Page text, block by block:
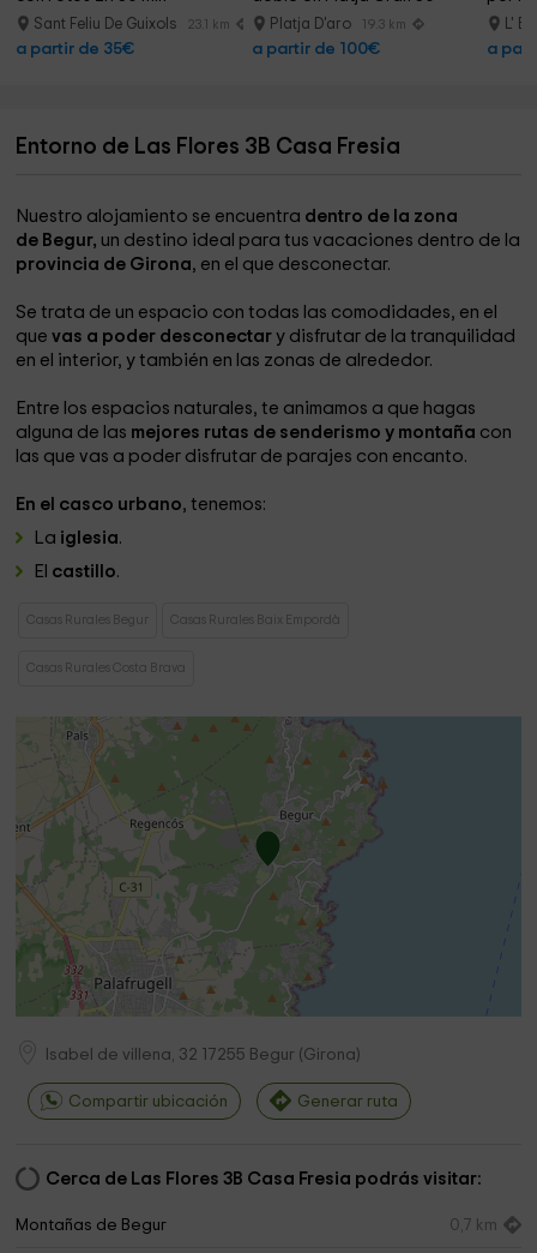
Sant Feliu De Guixols 23.1 km
a partir de 35€
Platja D'aro 19.3 km
a partir de 100€
L'
a
Entorno de Las Flores 3B Casa Fresia
Nuestro alojamiento se encuentra dentro de la zona
de Begur, un destino ideal para tus vacaciones dentro de la
provincia de Girona, en el que desconectar.
Se trata de un espacio con todas las comodidades, en el
quevas a poder desconectary disfrutar de la tranquilidad
en el interior, y también en las zonas de alrededor.
Entre los espacios naturales, te animamos a que hagas
alguna de las mejores rutas de senderismo y montaña con
las que vas a poder disfrutar de parajes con encanto.
En el casco urbano, tenemos:
La iglesia.
El castillo.
Casas Rurales Begur Casas Rurales Baix Empordà
Casas Rurales Costa Brava
Isabel de villena, 32 17255 Begur (Girona)
Compartir ubicación Generar ruta
Cerca de Las Flores 3B Casa Fresia podrás visitar:
Montañas de Begur 0,7 km